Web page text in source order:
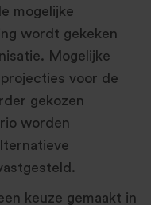
mogelijke
wordt gekeken
Mogelijke
projecties voor de
gekozen
worden
keuze gemaakt in